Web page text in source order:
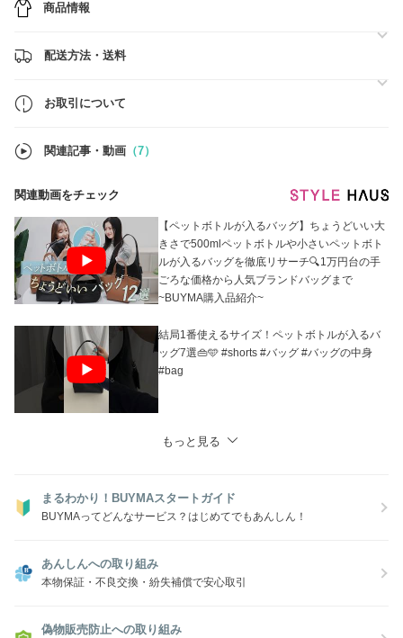
商品情報
配送方法・送料
お取引について
関連記事・動画 （7）
関連動画をチェック
【ペットボトルが入るバッグ】ちょうどいい大
きさで500mlペットボトルや小さいペットボト
ルが入るバッグを徹底リサーチ🔍1万円台の手
ごろな価格から人気ブランドバッグまで
~BUYMA購入品紹介~
結局1番使えるサイズ！ペットボトルが入るバ
ッグ7選👜🩵 #shorts #バッグ #バッグの中身
#bag
もっと見る
まるわかり！BUYMAスタートガイド
BUYMAってどんなサービス？はじめてでもあんしん！
あんしんへの取り組み
本物保証・不良交換・紛失補償で安心取引
偽物販売防止への取り組み